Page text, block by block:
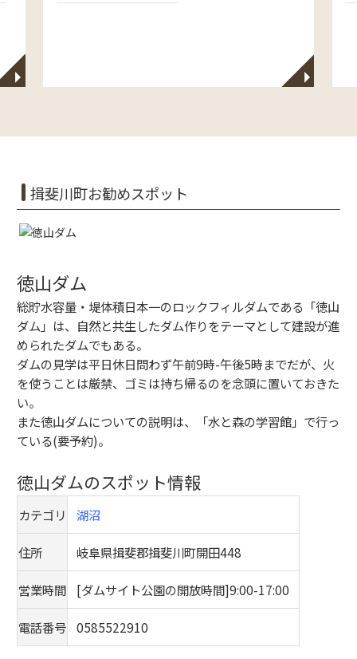
◥ ◥
揖斐川町お勧めスポット
徳山ダム
総貯水容量・堤体積日本一のロックフィルダムである「徳山
ダム」は、自然と共生したダム作りをテーマとして建設が進
められたダムでもある。
ダムの見学は平日休日問わず午前9時-午後5時までだが、火
を使うことは厳禁、ゴミは持ち帰るのを念頭に置いておきた
い。
また徳山ダムについての説明は、「水と森の学習館」で行っ
ている(要予約)。
徳山ダムのスポット情報
カテゴリ 湖沼
住所 岐阜県揖斐郡揖斐川町開田448
営業時間 [ダムサイト公園の開放時間]9:00-17:00
電話番号 0585522910